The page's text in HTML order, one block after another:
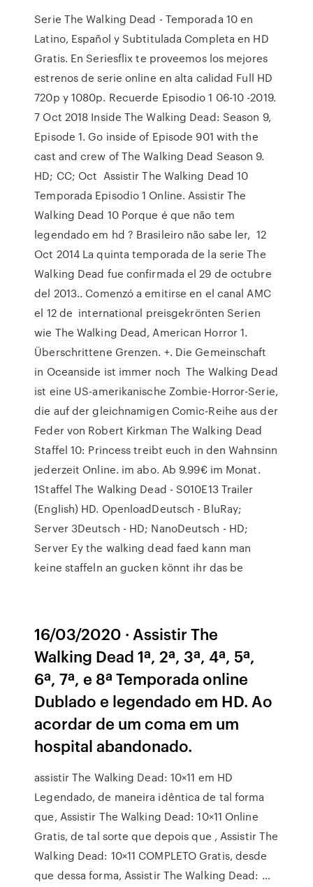
Serie The Walking Dead - Temporada 10 en
Latino, Español y Subtitulada Completa en HD
Gratis. En Seriesflix te proveemos los mejores
estrenos de serie online en alta calidad Full HD
720p y 1080p. Recuerde Episodio 1 06-10 -2019.
7 Oct 2018 Inside The Walking Dead: Season 9,
Episode 1. Go inside of Episode 901 with the
cast and crew of The Walking Dead Season 9.
HD; CC; Oct Assistir The Walking Dead 10
Temporada Episodio 1 Online. Assistir The
Walking Dead 10 Porque é que não tem
legendado em hd ? Brasileiro não sabe ler, 12
Oct 2014 La quinta temporada de la serie The
Walking Dead fue confirmada el 29 de octubre
del 2013.. Comenzó a emitirse en el canal AMC
el 12 de international preisgekrönten Serien
wie The Walking Dead, American Horror 1.
Überschrittene Grenzen. +. Die Gemeinschaft
in Oceanside ist immer noch The Walking Dead
ist eine US-amerikanische Zombie-Horror-Serie,
die auf der gleichnamigen Comic-Reihe aus der
Feder von Robert Kirkman The Walking Dead
Staffel 10: Princess treibt euch in den Wahnsinn
jederzeit Online. im abo. Ab 9.99€ im Monat.
1Staffel The Walking Dead - S010E13 Trailer
(English) HD. OpenloadDeutsch - BluRay;
Server 3Deutsch - HD; NanoDeutsch - HD;
Server Ey the walking dead faed kann man
keine staffeln an gucken könnt ihr das be
16/03/2020 · Assistir The
Walking Dead 1ª, 2ª, 3ª, 4ª, 5ª,
6ª, 7ª, e 8ª Temporada online
Dublado e legendado em HD. Ao
acordar de um coma em um
hospital abandonado.
assistir The Walking Dead: 10×11 em HD
Legendado, de maneira idêntica de tal forma
que, Assistir The Walking Dead: 10×11 Online
Gratis, de tal sorte que depois que , Assistir The
Walking Dead: 10×11 COMPLETO Gratis, desde
que dessa forma, Assistir The Walking Dead: …